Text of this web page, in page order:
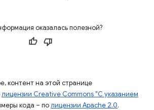
оказалась полезной?
контент на этой странице
лицензии Creative Commons "С указанием
кода – полицензии Apache 2.0.